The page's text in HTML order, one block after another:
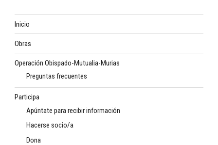
Inicio
Obras
Operación Obispado-Mutualia-Murias
Preguntas frecuentes
Participa
Apúntate para recibir información
Hacerse socio/a
Dona